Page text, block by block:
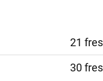
21
30